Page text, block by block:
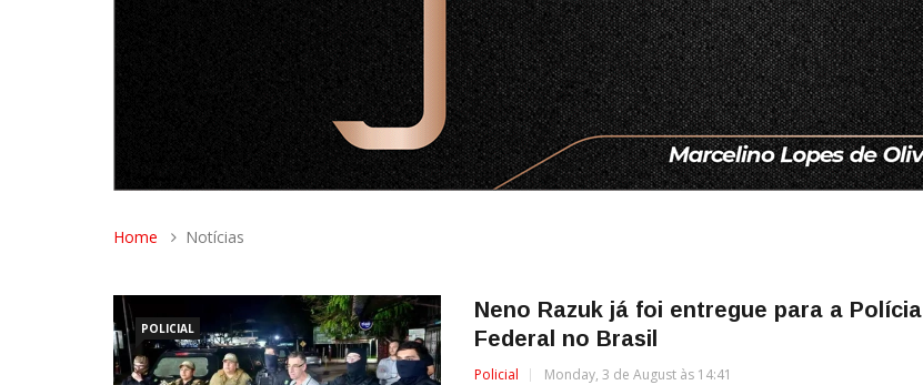
Home Notícias
POLICIAL
Neno Razuk já foi entregue para a Polícia
Federal no Brasil
Policial Monday, 3 de August às 14:41